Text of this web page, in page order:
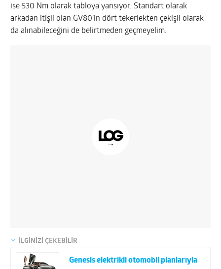
ise 530 Nm olarak tabloya yansıyor. Standart olarak
arkadan itişli olan GV80’in dört tekerlekten çekişli olarak
da alınabileceğini de belirtmeden geçmeyelim.
İLGİNİZİ ÇEKEBİLİR
Genesis elektrikli otomobil planlarıyla